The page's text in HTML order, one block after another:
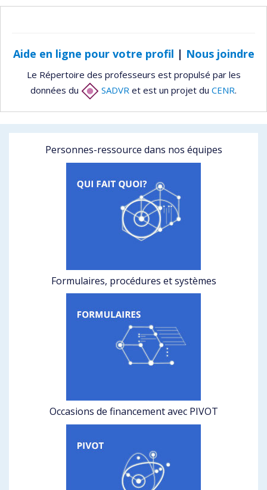
Aide en ligne pour votre profil | Nous joindre
Le Répertoire des professeurs est propulsé par les
données du
SADVR et est un projet du CENR.
Personnes-ressource dans nos équipes
Formulaires, procédures et systèmes
Occasions de financement avec PIVOT